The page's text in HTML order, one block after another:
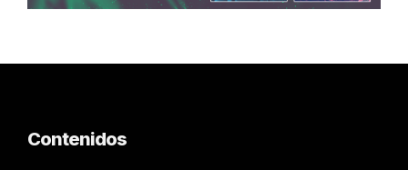
Contenidos